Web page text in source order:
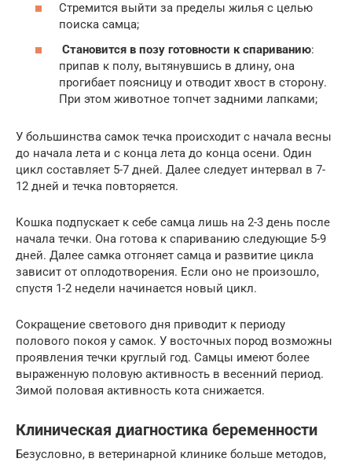
Стремится выйти за пределы жилья с целью
поиска самца;
Становится в позу готовности к спариванию:
припав к полу, вытянувшись в длину, она
прогибает поясницу и отводит хвост в сторону.
При этом животное топчет задними лапками;
У большинства самок течка происходит с начала весны
до начала лета и с конца лета до конца осени. Один
цикл составляет 5-7 дней. Далее следует интервал в 7-
12 дней и течка повторяется.
Кошка подпускает к себе самца лишь на 2-3 день после
начала течки. Она готова к спариванию следующие 5-9
дней. Далее самка отгоняет самца и развитие цикла
зависит от оплодотворения. Если оно не произошло,
спустя 1-2 недели начинается новый цикл.
Сокращение светового дня приводит к периоду
полового покоя у самок. У восточных пород возможны
проявления течки круглый год. Самцы имеют более
выраженную половую активность в весенний период.
Зимой половая активность кота снижается.
Клиническая диагностика беременности
Безусловно, в ветеринарной клинике больше методов,